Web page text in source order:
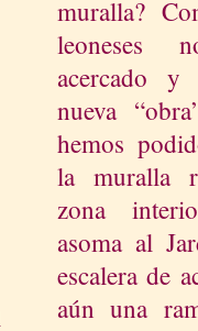
muralla?
leoneses
acercado
nueva
hemos
la muralla
zona
asoma al
escalera de
aún una